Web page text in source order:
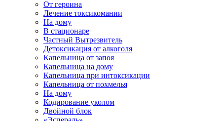
От героина
Лечение токсикомании
На дому
В стационаре
Частный Вытрезвитель
Детоксикация от алкоголя
Капельница от запоя
Капельница на дому
Капельница при интоксикации
Капельница от похмелья
На дому
Кодирование уколом
Двойной блок